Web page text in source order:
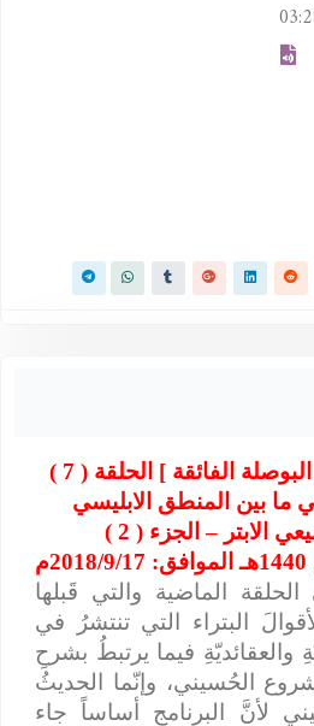
الفائقة ] الحلقة ( 7 )
ما بين المنطق الابليسي
الابتر – الجزء ( 2 )
الماضية والتي قَبلها
البتراء التي تنتشرُ في
والعقائديّةِ فيما يرتبطُ بشرحِ
الحُسيني، وإنّما الحديثُ
لأنَّ البرنامج أساساً جاء